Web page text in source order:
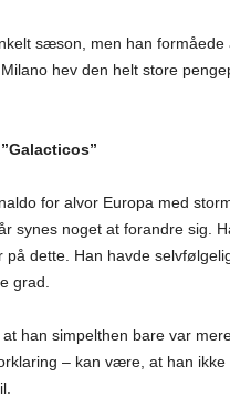
sæson, men han
hev den helt store
for alvor Europa med
synes noget at forandre sig.
dette. Han havde
grad.
han simpelthen bare var
– kan være, at han